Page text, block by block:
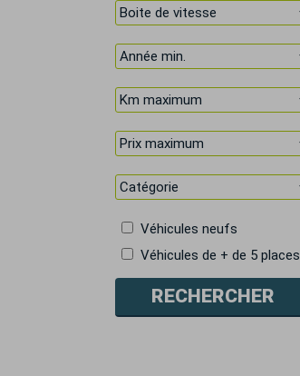
Véhicules neufs
Véhicules de + de 5 places